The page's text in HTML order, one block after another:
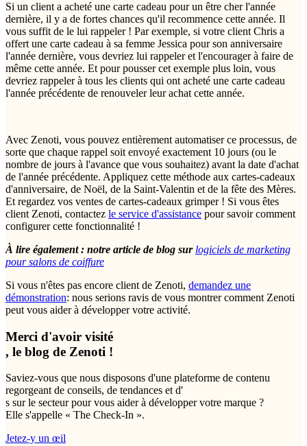
Si un client a acheté une carte cadeau pour un être cher l'année
dernière, il y a de fortes chances qu'il recommence cette année. Il
vous suffit de le lui rappeler ! Par exemple, si votre client Chris a
offert une carte cadeau à sa femme Jessica pour son anniversaire
l'année dernière, vous devriez lui rappeler et l'encourager à faire de
même cette année. Et pour pousser cet exemple plus loin, vous
devriez rappeler à tous les clients qui ont acheté une carte cadeau
l'année précédente de renouveler leur achat cette année.
Avec Zenoti, vous pouvez entièrement automatiser ce processus, de
sorte que chaque rappel soit envoyé exactement 10 jours (ou le
nombre de jours à l'avance que vous souhaitez) avant la date d'achat
de l'année précédente. Appliquez cette méthode aux cartes-cadeaux
d'anniversaire, de Noël, de la Saint-Valentin et de la fête des Mères.
Et regardez vos ventes de cartes-cadeaux grimper ! Si vous êtes
client Zenoti, contactez le service d'assistance pour savoir comment
configurer cette fonctionnalité !
À lire également : notre article de blog sur logiciels de marketing
pour salons de coiffure
Si vous n'êtes pas encore client de Zenoti, demandez une
démonstration: nous serions ravis de vous montrer comment Zenoti
peut vous aider à développer votre activité.
Merci d'avoir visité
, le blog de Zenoti !
Saviez-vous que nous disposons d'une plateforme de contenu
regorgeant de conseils, de tendances et d'
s sur le secteur pour vous aider à développer votre marque ?
Elle s'appelle « The Check-In ».
Jetez-y un œil